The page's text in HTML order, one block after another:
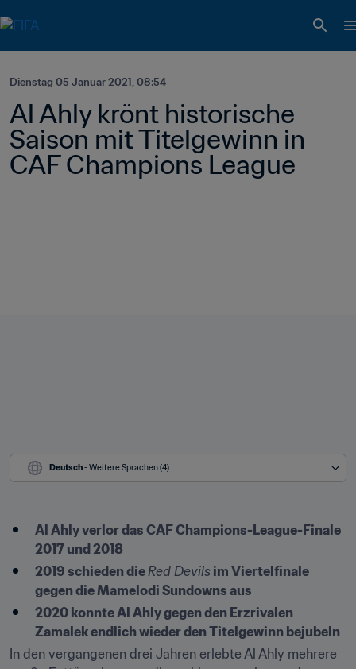
Dienstag 05 Januar 2021, 08:54
Al Ahly krönt historische
Saison mit Titelgewinn in
CAF Champions League
Deutsch - Weitere Sprachen (4)
Al Ahly verlor das CAF Champions-League-Finale
2017 und 2018
2019 schieden die Red Devils im Viertelfinale
gegen die Mamelodi Sundowns aus
2020 konnte Al Ahly gegen den Erzrivalen
Zamalek endlich wieder den Titelgewinn bejubeln
In den vergangenen drei Jahren erlebte Al Ahly mehrere